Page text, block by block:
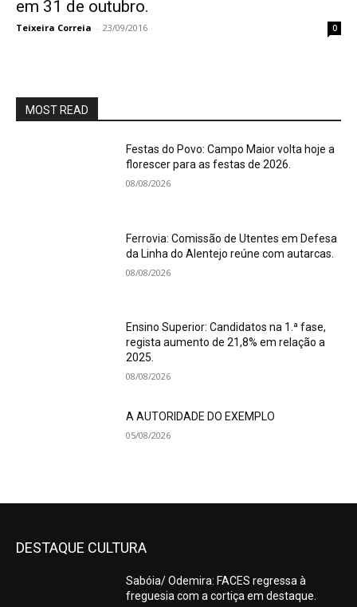
em 31 de outubro.
Teixeira Correia - 23/09/2016 0
MOST READ
Festas do Povo: Campo Maior volta hoje a
florescer para as festas de 2026.
08/08/2026
Ferrovia: Comissão de Utentes em Defesa
da Linha do Alentejo reúne com autarcas.
08/08/2026
Ensino Superior: Candidatos na 1.ª fase,
regista aumento de 21,8% em relação a
2025.
08/08/2026
A AUTORIDADE DO EXEMPLO
05/08/2026
DESTAQUE CULTURA
Sabóia/ Odemira: FACES regressa à
freguesia com a cortiça em destaque.